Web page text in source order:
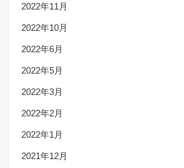
2022年11月
2022年10月
2022年6月
2022年5月
2022年3月
2022年2月
2022年1月
2021年12月